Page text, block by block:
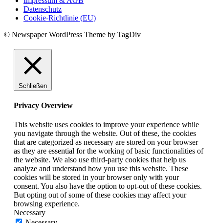
Datenschutz
Cookie-Richtlinie (EU)
© Newspaper WordPress Theme by TagDiv
Schließen
Privacy Overview
This website uses cookies to improve your experience while
you navigate through the website. Out of these, the cookies
that are categorized as necessary are stored on your browser
as they are essential for the working of basic functionalities of
the website. We also use third-party cookies that help us
analyze and understand how you use this website. These
cookies will be stored in your browser only with your
consent. You also have the option to opt-out of these cookies.
But opting out of some of these cookies may affect your
browsing experience.
Necessary